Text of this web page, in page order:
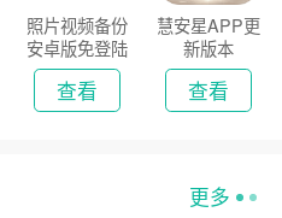
照片视频备份
安卓版免登陆
版
查看
慧安星APP更
新版本
查看
更多